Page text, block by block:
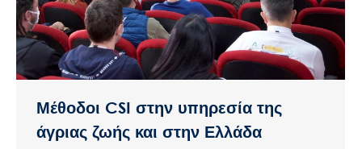
Μέθοδοι CSI στην υπηρεσία της
άγριας ζωής και στην Ελλάδα